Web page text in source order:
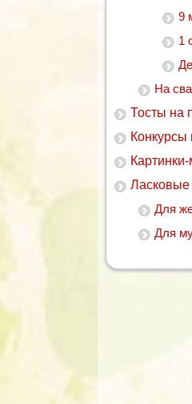
9
1
На
Тосты на
Ласковые
Для
Для